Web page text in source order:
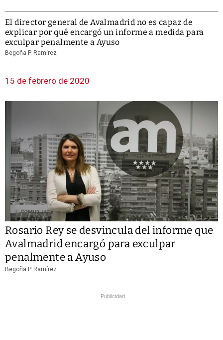
El director general de Avalmadrid no es capaz de
explicar por qué encargó un informe a medida para
exculpar penalmente a Ayuso
Begoña P. Ramírez
15 de febrero de 2020
Rosario Rey se desvincula del informe que
Avalmadrid encargó para exculpar
penalmente a Ayuso
Begoña P. Ramírez
Publicidad